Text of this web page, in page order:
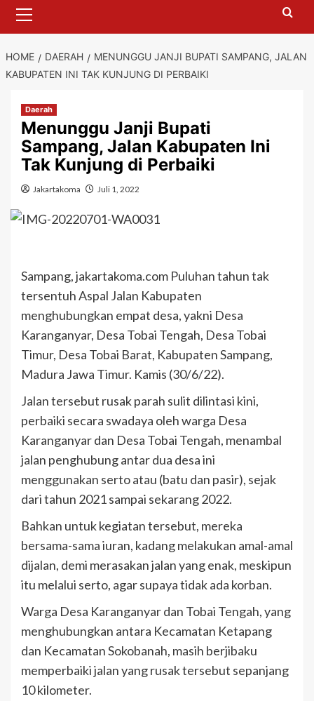
Menu
HOME DAERAH
MENUNGGU JANJI BUPATI SAMPANG, JALAN
KABUPATEN INI TAK KUNJUNG DI PERBAIKI
Daerah
Menunggu Janji Bupati
Sampang, Jalan Kabupaten Ini
Tak Kunjung di Perbaiki
Jakartakoma Juli 1, 2022
Sampang, jakartakoma.com Puluhan tahun tak
tersentuh Aspal Jalan Kabupaten
menghubungkan empat desa, yakni Desa
Karanganyar, Desa Tobai Tengah, Desa Tobai
Timur, Desa Tobai Barat, Kabupaten Sampang,
Madura Jawa Timur. Kamis (30/6/22).
Jalan tersebut rusak parah sulit dilintasi kini,
perbaiki secara swadaya oleh warga Desa
Karanganyar dan Desa Tobai Tengah, menambal
jalan penghubung antar dua desa ini
menggunakan serto atau (batu dan pasir), sejak
dari tahun 2021 sampai sekarang 2022.
Bahkan untuk kegiatan tersebut, mereka
bersama-sama iuran, kadang melakukan amal-amal
dijalan, demi merasakan jalan yang enak, meskipun
itu melalui serto, agar supaya tidak ada korban.
Warga Desa Karanganyar dan Tobai Tengah, yang
menghubungkan antara Kecamatan Ketapang
dan Kecamatan Sokobanah, masih berjibaku
memperbaiki jalan yang rusak tersebut sepanjang
10 kilometer.